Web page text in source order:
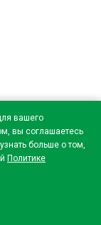
вашего
вы соглашаетесь
больше о том,
Политике